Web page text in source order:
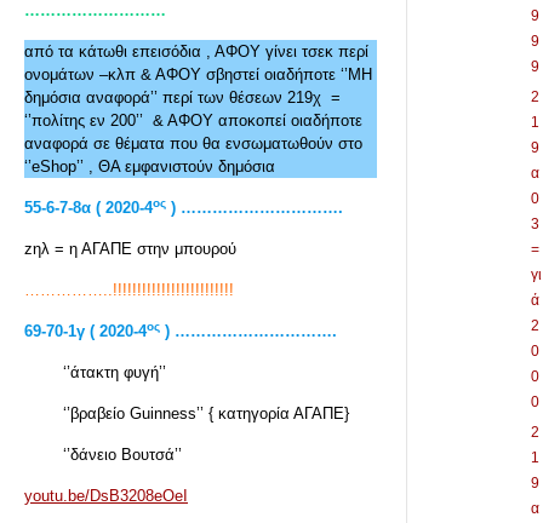
………………………
από τα κάτωθι επεισόδια , ΑΦΟΥ γίνει τσεκ περί
ονομάτων –κλπ & ΑΦΟΥ σβηστεί οιαδήποτε ‘’ΜΗ
δημόσια αναφορά’’ περί των θέσεων 219χ =
‘’πολίτης εν 200’’ & ΑΦΟΥ αποκοπεί οιαδήποτε
αναφορά σε θέματα που θα ενσωματωθούν στο
‘’eShop’’ , ΘΑ εμφανιστούν δημόσια
55-6-7-8α ( 2020-4ος ) ………………………….
zηλ = η ΑΓΑΠΕ στην μπουρού
……………..!!!!!!!!!!!!!!!!!!!!!!!!!
69-70-1γ ( 2020-4ος ) ………………………….
‘’άτακτη φυγή’’
‘’βραβείο Guinness’’ { κατηγορία ΑΓΑΠΕ}
‘’δάνειο Βουτσά’’
youtu.be/DsB3208eOeI
9
9
9
2
1
9
α
0
3
=
γι
ά
2
0
0
0
2
1
9
α